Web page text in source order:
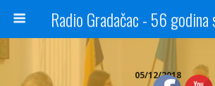
05/12/2018